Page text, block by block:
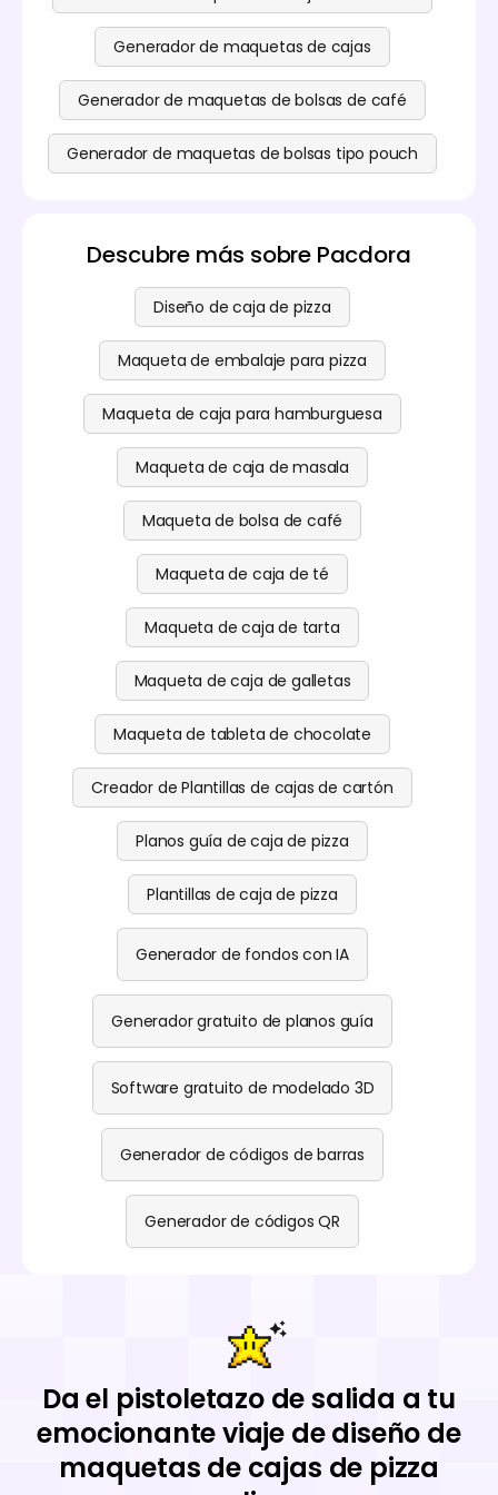
Generador de maquetas de cajas
Generador de maquetas de bolsas de café
Generador de maquetas de bolsas tipo pouch
Descubre más sobre Pacdora
Diseño de caja de pizza
Maqueta de embalaje para pizza
Maqueta de caja para hamburguesa
Maqueta de caja de masala
Maqueta de bolsa de café
Maqueta de caja de té
Maqueta de caja de tarta
Maqueta de caja de galletas
Maqueta de tableta de chocolate
Creador de Plantillas de cajas de cartón
Planos guía de caja de pizza
Plantillas de caja de pizza
Generador de fondos con IA
Generador gratuito de planos guía
Software gratuito de modelado 3D
Generador de códigos de barras
Generador de códigos QR
Da el pistoletazo de salida a tu
emocionante viaje de diseño de
maquetas de cajas de pizza